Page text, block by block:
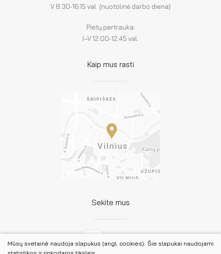
V 8.30-16.15 val. (nuotolinė darbo diena)
Pietų pertrauka:
I–V 12.00-12.45 val.
Kaip mus rasti
Sekite mus
Mūsų svetainė naudoja slapukus (angl. cookies). Šie slapukai naudojami